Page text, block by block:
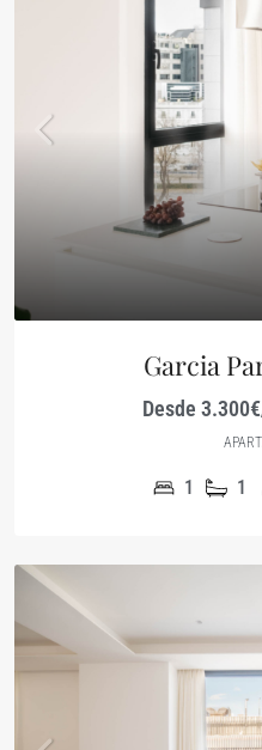
Garcia
Desde
1 1